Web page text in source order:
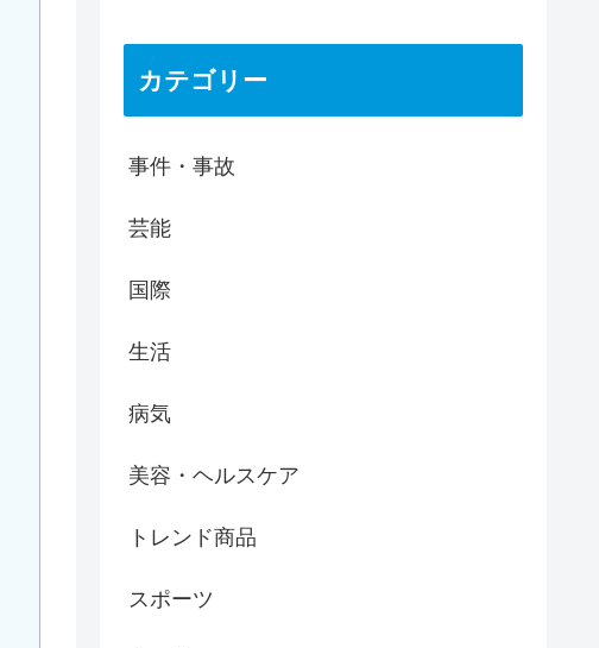
カテゴリー
事件・事故
芸能
国際
生活
病気
美容・ヘルスケア
トレンド商品
スポーツ